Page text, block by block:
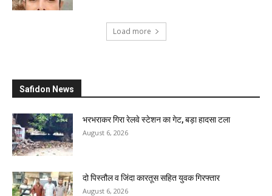
Load more
Safidon News
भरभराकर गिरा रेलवे स्टेशन का गेट, बड़ा हादसा टला
August 6, 2026
दो पिस्तौल व जिंदा कारतूस सहित युवक गिरफ्तार
August 6, 2026